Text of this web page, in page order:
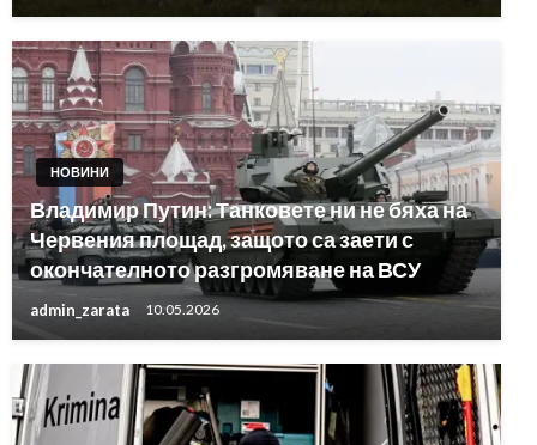
НОВИНИ
Владимир Путин: Танковете ни не бяха на
Червения площад, защото са заети с
окончателното разгромяване на ВСУ
admin_zarata 10.05.2026